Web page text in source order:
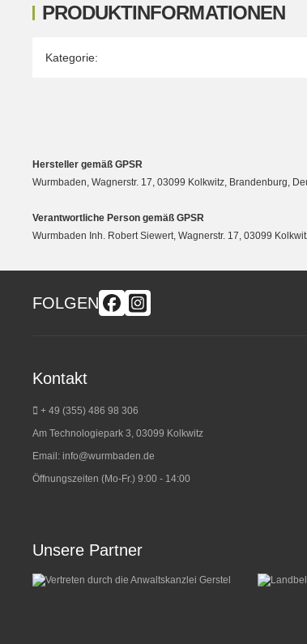
PRODUKTINFORMATIONEN
Produkteigenschaft
Wert
Kategorie:
Hersteller gemäß GPSR
Wurmbaden, Wagnerstr. 17, 03099 Kolkwitz, Brandenburg,
Verantwortliche Person gemäß GPSR
Wurmbaden Inh. Robert Siewert, Wagnerstr. 17, 03099
FOLGEN
Kontakt
+ 49 (355) 486 98 306
Am Technologiepark 3, 03099 Kolkwitz
Email: info@wurmbaden.de
Öffnungszeiten (Mo-Fr.) 9:00 - 14:00
Unsere Partner